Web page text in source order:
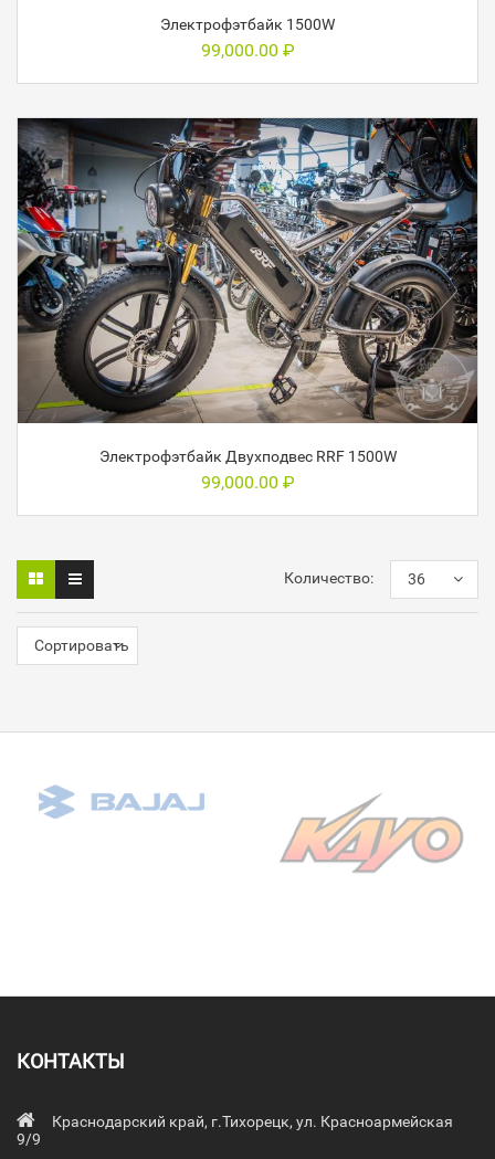
Электрофэтбайк 1500W
99,000.00 ₽
Электрофэтбайк Двухподвес RRF 1500W
99,000.00 ₽
Количество: 36
Сортировать
КОНТАКТЫ
Краснодарский край, г.Тихорецк, ул. Красноармейская
9/9